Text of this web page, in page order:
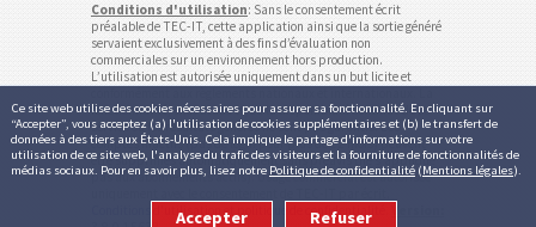
Ce site web utilise des cookies nécessaires pour assurer sa fonctionnalité. En cliquant sur
“Accepter”, vous acceptez (a) l'utilisation de cookies supplémentaires et (b) le transfert de
données à des tiers aux États-Unis. Cela implique le partage d'informations sur votre
utilisation de ce site web, l'analyse du trafic des visiteurs et la fourniture de fonctionnalités de
médias sociaux. Pour en savoir plus, lisez notre Politique de confidentialité (Mentions légales).
Accepter Refuser
Conditions d'utilisation: Sans le consentement écrit
préalable de TEC-IT, cette application ainsi que la sortie généré
servaient exclusivement à des fins d’évaluation non
commerciales sur un environnement hors production.
L’utilisation est autorisée uniquement dans un but licite et
fonctionnalité, exactitude et/ou la disponibilité continue de ce
service ou les résultats générés ne sont pas garantis. Les
comptes inactifs (pas de login pour plus de 12 mois) peuvent
être supprimés automatiquement sans préavis (ne s'applique
pas aux abonnements actifs). Usage commercial est autorisée
Conditions d'utilisation et politique de confidentialité